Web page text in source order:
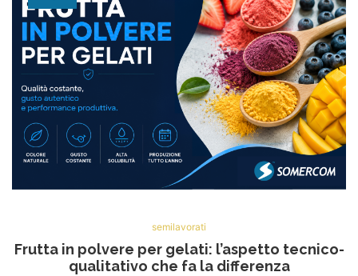
semilavorati
Frutta in polvere per gelati: l’aspetto tecnico-
qualitativo che fa la differenza